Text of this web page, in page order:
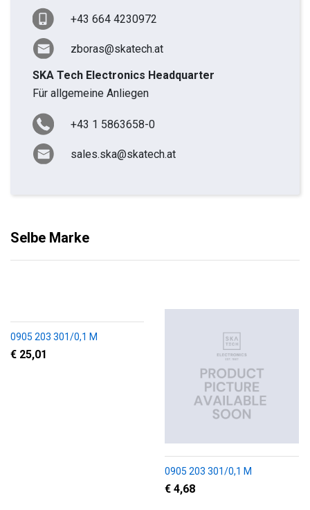
+43 664 4230972
zboras@skatech.at
SKA Tech Electronics Headquarter
Für allgemeine Anliegen
+43 1 5863658-0
sales.ska@skatech.at
Selbe Marke
0905 203 301/0,1 M
€ 25,01
0905 203 301/0,1 M
€ 4,68